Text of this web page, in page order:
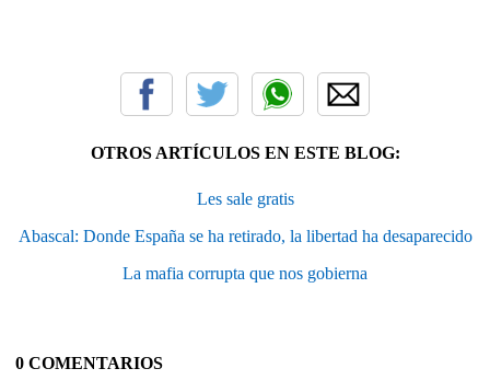
OTROS ARTÍCULOS EN ESTE BLOG:
Les sale gratis
Abascal: Donde España se ha retirado, la libertad ha desaparecido
La mafia corrupta que nos gobierna
0 COMENTARIOS